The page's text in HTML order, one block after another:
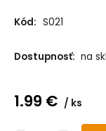
Kód: S021
Dostupnosť: na
1.99 € ks